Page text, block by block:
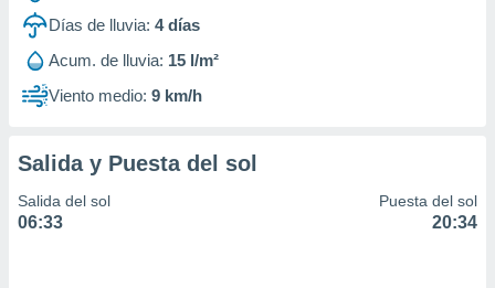
Días de lluvia: 4días
Acum. de lluvia: 15 l/m²
Viento medio: 9 km/h
Salida y Puesta del sol
Salida del sol
06:33
Puesta del sol
20:34